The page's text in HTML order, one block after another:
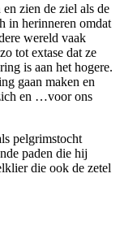
zien de ziel als de
in herinneren omdat
wereld vaak
tot extase dat ze
is aan het hogere.
gaan maken en
en …voor ons
pelgrimstocht
paden die hij
die ook de zetel